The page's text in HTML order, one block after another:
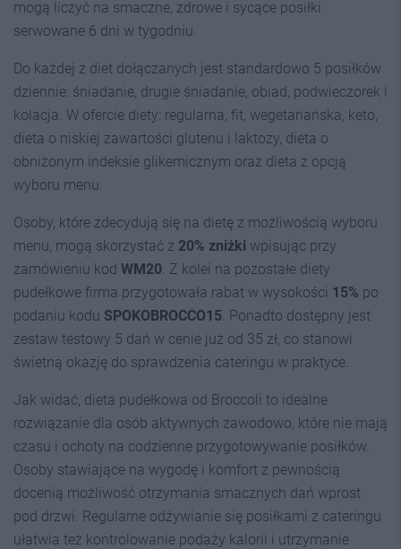
mogą liczyć na smaczne, zdrowe i sycące posiłki
serwowane 6 dni w tygodniu.
Do każdej z diet dołączanych jest standardowo 5 posiłków
dziennie: śniadanie, drugie śniadanie, obiad, podwieczorek i
kolacja. W ofercie diety: regularna, fit, wegetariańska, keto,
dieta o niskiej zawartości glutenu i laktozy, dieta o
obniżonym indeksie glikemicznym oraz dieta z opcją
wyboru menu.
Osoby, które zdecydują się na dietę z możliwością wyboru
menu, mogą skorzystać z 20% zniżki wpisując przy
zamówieniu kod WM20 . Z kolei na pozostałe diety
pudełkowe firma przygotowała rabat w wysokości 15% po
podaniu kodu SPOKOBROCCO15 . Ponadto dostępny jest
zestaw testowy 5 dań w cenie już od 35 zł, co stanowi
świetną okazję do sprawdzenia cateringu w praktyce.
Jak widać, dieta pudełkowa od Broccoli to idealne
rozwiązanie dla osób aktywnych zawodowo, które nie mają
czasu i ochoty na codzienne przygotowywanie posiłków.
Osoby stawiające na wygodę i komfort z pewnością
docenią możliwość otrzymania smacznych dań wprost
pod drzwi. Regularne odżywianie się posiłkami z cateringu
ułatwia też kontrolowanie podaży kalorii i utrzymanie